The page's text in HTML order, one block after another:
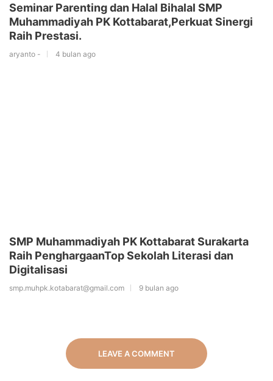
Seminar Parenting dan Halal Bihalal SMP
Muhammadiyah PK Kottabarat,Perkuat Sinergi
Raih Prestasi.
aryanto - 4 bulan ago
SMP Muhammadiyah PK Kottabarat Surakarta
Raih PenghargaanTop Sekolah Literasi dan
Digitalisasi
smp.muhpk.kotabarat@gmail.com 9 bulan ago
LEAVE A COMMENT